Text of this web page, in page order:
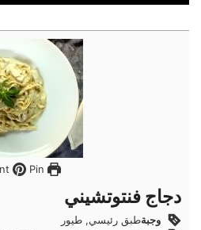
Pin
دجاج فنتوتشيني
وجبةطبق رئيسي, طيور